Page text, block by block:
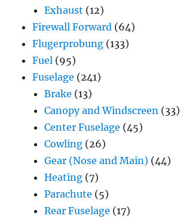
Exhaust (12)
Firewall Forward (64)
Flugerprobung (133)
Fuel (95)
Fuselage (241)
Brake (13)
Canopy and Windscreen (33)
Center Fuselage (45)
Cowling (26)
Gear (Nose and Main) (44)
Heating (7)
Parachute (5)
Rear Fuselage (17)